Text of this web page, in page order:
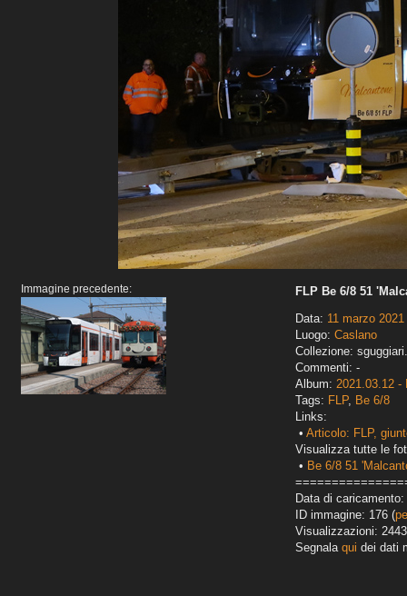
Immagine precedente:
FLP Be 6/8 51
Data: 11 marzo 2021
Luogo: Caslano
Collezione:
Commenti: -
Album: 2021.03.12 -
Tags: FLP, Be 6/8
Links:
• Articolo: FLP,
Visualizza tutte le
• Be 6/8 51
Data di
ID immagine: 176 (
Visualizzazioni: 2443
Segnala qui dei dati